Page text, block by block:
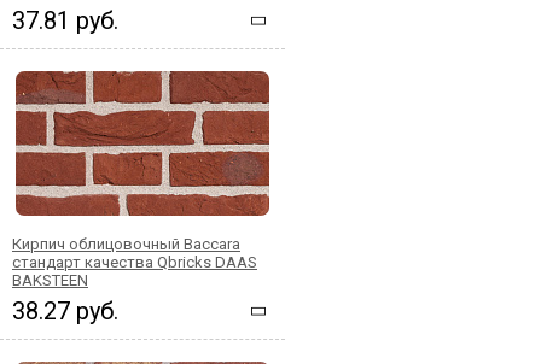
37.81 руб.
Кирпич облицовочный Baccara
стандарт качества Qbricks DAAS
BAKSTEEN
38.27 руб.